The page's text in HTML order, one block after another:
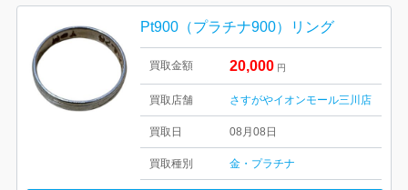
Pt900（プラチナ900）リング
買取金額 20,000 円
買取店舗 さすがやイオンモール三川店
買取日 08月08日
買取種別 金・プラチナ